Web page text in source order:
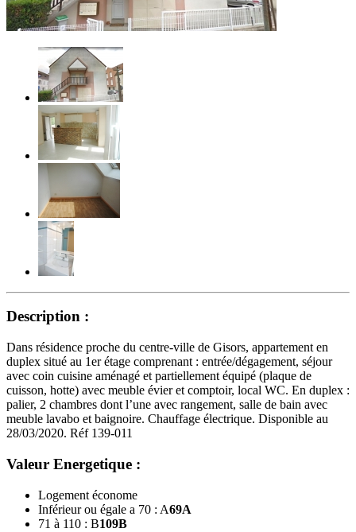
Description :
Dans résidence proche du centre-ville de Gisors, appartement en
duplex situé au 1er étage comprenant : entrée/dégagement, séjour
avec coin cuisine aménagé et partiellement équipé (plaque de
cuisson, hotte) avec meuble évier et comptoir, local WC. En duplex :
palier, 2 chambres dont l’une avec rangement, salle de bain avec
meuble lavabo et baignoire. Chauffage électrique. Disponible au
28/03/2020. Réf 139-011
Valeur Energetique :
Logement économe
Inférieur ou égale a 70 : A69A
71 à 110 : B109B